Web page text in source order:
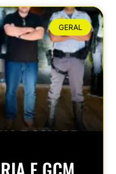
GERAL